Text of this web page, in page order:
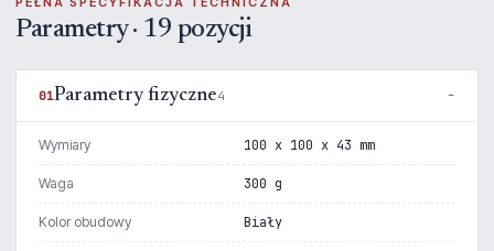
Parametry · 19 pozycji
01Parametry fizyczne4
Wymiary 100 x 100 x 43 mm
Waga 300 g
Kolor obudowy Biały